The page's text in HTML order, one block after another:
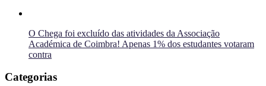
O Chega foi excluído das atividades da Associação
Académica de Coimbra! Apenas 1% dos estudantes votaram
contra
Categorias